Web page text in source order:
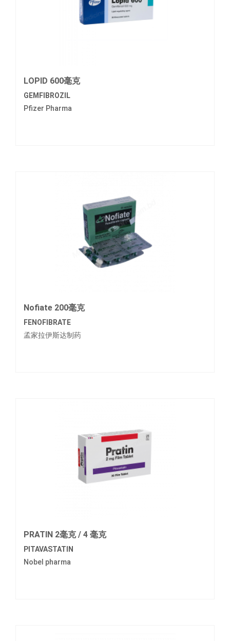
LOPID 600毫克
GEMFIBROZIL
Pfizer Pharma
Nofiate 200毫克
FENOFIBRATE
孟家拉伊斯达制药
PRATIN 2毫克 / 4 毫克
PITAVASTATIN
Nobel pharma